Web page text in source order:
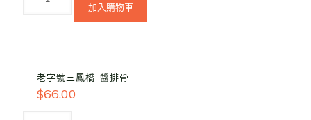
加入購物車
老字號三鳳橋-醬排骨
$66.00